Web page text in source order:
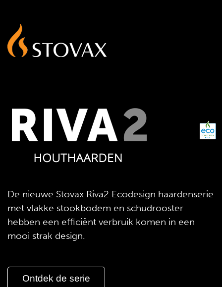
De nieuwe Stovax Riva2 Ecodesign haardenserie
met vlakke stookbodem en schudrooster
hebben een efficiënt verbruik komen in een
mooi strak design.
Ontdek de serie